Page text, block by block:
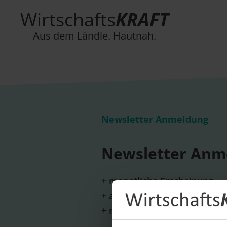
WirtschaftsKRAFT
Aus dem Ländle. Hautnah.
Newsletter Anmeldung
Newsletter
+ monatliche Erscheinung
+ aktuelle Themen und
+ neue